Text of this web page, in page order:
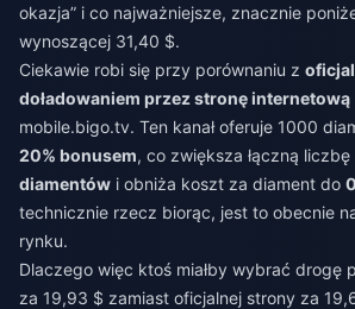
okazja” i co najważniejsze, znacznie
wynoszącej 31,40 $.
Ciekawie robi się przy porównaniu z
doładowaniem przez stronę internetową
mobile.bigo.tv. Ten kanał oferuje 1000
20% bonusem, co zwiększa łączną liczbę
diamentów i obniża koszt za diament do
technicznie rzecz biorąc, jest to obecnie
rynku.
Dlaczego więc ktoś miałby wybrać drogę
za 19,93 $ zamiast oficjalnej strony za